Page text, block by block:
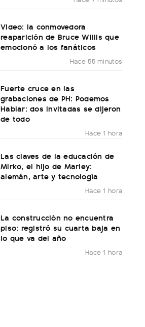
Video: la conmovedora
reaparición de Bruce Willis que
emocionó a los fanáticos
Hace 55 minutos
Fuerte cruce en las
grabaciones de PH: Podemos
Hablar: dos invitadas se dijeron
de todo
Hace 1 hora
Las claves de la educación de
Mirko, el hijo de Marley:
alemán, arte y tecnología
Hace 1 hora
La construcción no encuentra
piso: registró su cuarta baja en
lo que va del año
Hace 1 hora